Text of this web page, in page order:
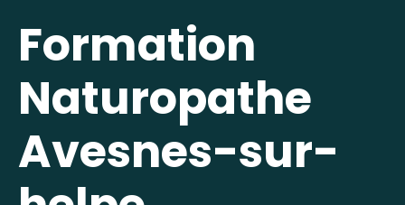
Formation
Naturopathe
Avesnes-sur-